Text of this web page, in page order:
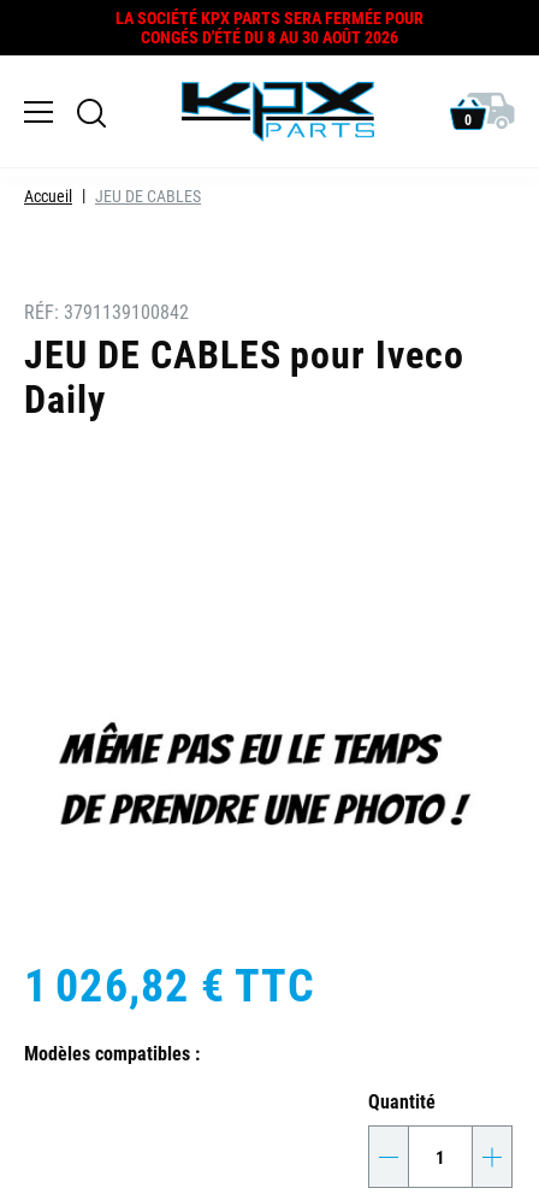
LA SOCIÉTÉ KPX PARTS SERA FERMÉE POUR
CONGÉS D'ÉTÉ DU 8 AU 30 AOÛT 2026
0
Accueil JEU DE CABLES
RÉF: 3791139100842
JEU DE CABLES pour Iveco
Daily
1 026,82 € TTC
Modèles compatibles :
Quantité
- +